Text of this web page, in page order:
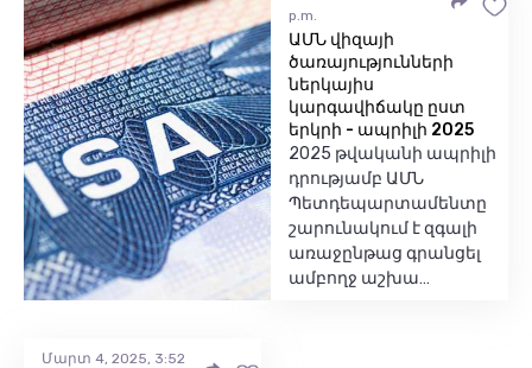
p.m.
ԱՄՆ վիզայի
ծառայությունների
ներկայիս
կարգավիճակը ըստ
երկրի - ապրիլի 2025
2025 թվականի ապրիլի
դրությամբ ԱՄՆ
Պետդեպարտամենտը
շարունակում է զգալի
առաջընթաց գրանցել
ամբողջ աշխա…
Մարտ 4, 2025, 3:52